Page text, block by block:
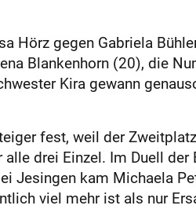
Hörz gegen Gabriela
Blankenhorn (20), die
Kira gewann
fest, weil der
drei Einzel. Im Duell der
Jesingen kam Michaela
viel mehr ist als nur